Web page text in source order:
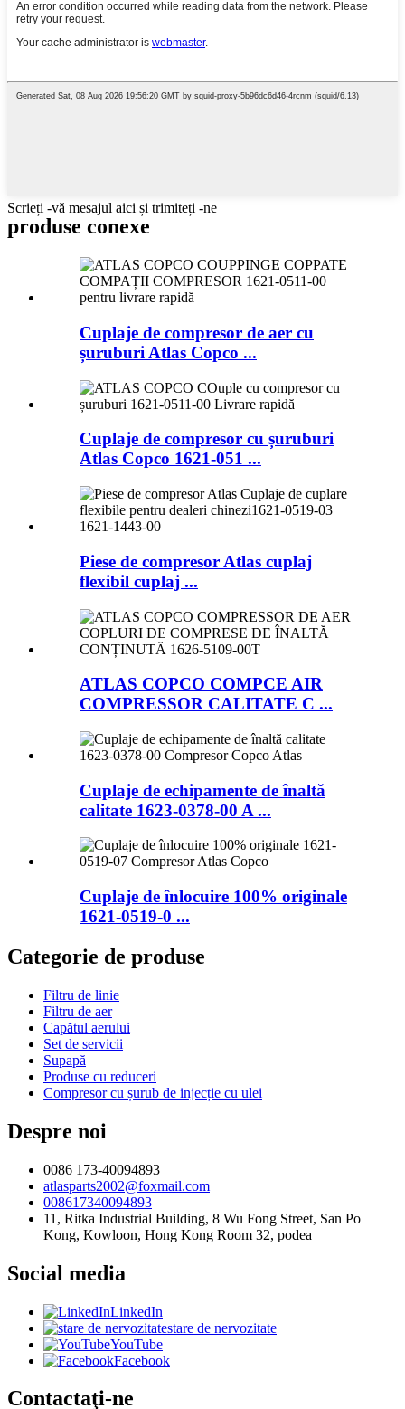
Scrieți -vă mesajul aici și trimiteți -ne
produse conexe
Cuplaje de compresor de aer cu
șuruburi Atlas Copco ...
Cuplaje de compresor cu șuruburi
Atlas Copco 1621-051 ...
Piese de compresor Atlas cuplaj
flexibil cuplaj ...
ATLAS COPCO COMPCE AIR
COMPRESSOR CALITATE C ...
Cuplaje de echipamente de înaltă
calitate 1623-0378-00 A ...
Cuplaje de înlocuire 100% originale
1621-0519-0 ...
Categorie de produse
Filtru de linie
Filtru de aer
Capătul aerului
Set de servicii
Supapă
Produse cu reduceri
Compresor cu șurub de injecție cu ulei
Despre noi
0086 173-40094893
atlasparts2002@foxmail.com
008617340094893
11, Ritka Industrial Building, 8 Wu Fong Street, San Po
Kong, Kowloon, Hong Kong Room 32, podea
Social media
LinkedIn
stare de nervozitate
YouTube
Facebook
Contactaţi-ne